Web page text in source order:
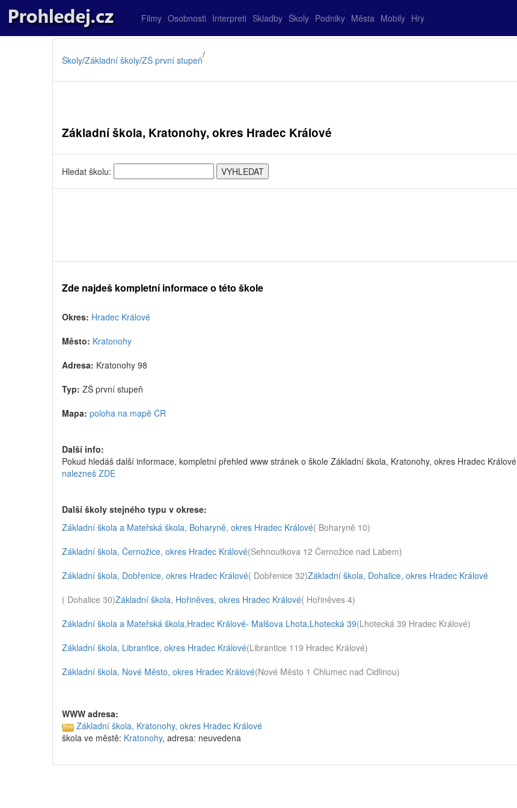
Filmy Osobnosti Interpreti Skladby Školy Podniky Města Mobily Hry
Školy/Základní školy/ZŠ první stupeň/
Základní škola, Kratonohy, okres Hradec Králové
Hledat školu:
Zde najdeš kompletní informace o této škole
Okres: Hradec Králové
Město: Kratonohy
Adresa: Kratonohy 98
Typ: ZŠ první stupeň
Mapa: poloha na mapě ČR
Další info:
Pokud hledáš další informace, kompletní přehled www stránek o škole Základní škola, Kratonohy, okres Hradec Králové
nalezneš ZDE
Další školy stejného typu v okrese:
Základní škola a Mateřská škola, Boharyně, okres Hradec Králové( Boharyně 10)
Základní škola, Černožice, okres Hradec Králové(Sehnoutkova 12 Černožice nad Labem)
Základní škola, Dobřenice, okres Hradec Králové( Dobřenice 32)Základní škola, Dohalice, okres Hradec Králové
( Dohalice 30)Základní škola, Hořiněves, okres Hradec Králové( Hořiněves 4)
Základní škola a Mateřská škola,Hradec Králové- Malšova Lhota,Lhotecká 39(Lhotecká 39 Hradec Králové)
Základní škola, Librantice, okres Hradec Králové(Librantice 119 Hradec Králové)
Základní škola, Nové Město, okres Hradec Králové(Nové Město 1 Chlumec nad Cidlinou)
WWW adresa:
Základní škola, Kratonohy, okres Hradec Králové
škola ve městě: Kratonohy, adresa: neuvedena